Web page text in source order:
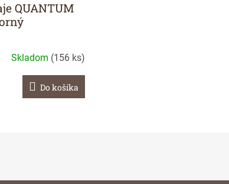
QUANTUM
Skladom (156 ks)
Do košíka
a